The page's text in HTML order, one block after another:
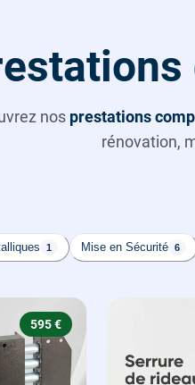
nos prestations
rénovation,
1 Mise en Sécurité 6
595 €